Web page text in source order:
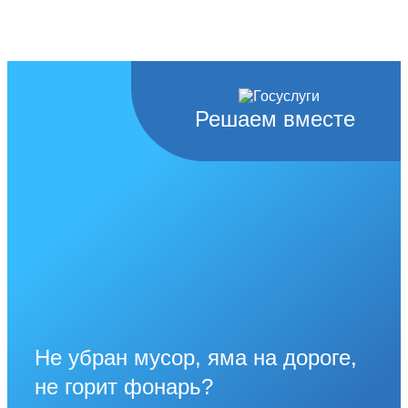
Решаем вместе
Не убран мусор, яма на дороге,
не горит фонарь?